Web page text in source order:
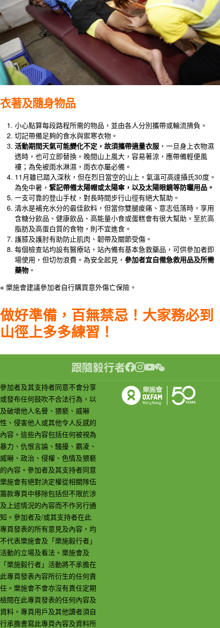
衣著及隨身物品
小心點算每段路程所需的物品，並由各人分別攜帶或輪流揹負。
切記帶備足夠的食水與禦寒衣物。
活動期間天氣可能變化不定，故須攜帶適量衣服 ，一旦身上衣物濕
透時，也可立即替換。晚間山上風大，容易著涼，應帶備輕便風
褸；為免被雨水淋濕，雨衣亦屬必備。
11月雖已踏入深秋，但在烈日當空的山上，氣溫可高達攝氏30度。
為免中暑， 緊記帶備太陽帽或太陽傘，以及太陽眼鏡等防曬用品。
一支可靠的登山手杖，對長時間步行山徑有絕大幫助。
清水是補充水分的最佳飲料，但當你雙腿痠痛、意志低落時，享用
含糖分飲品、健康飲品、高能量小食或蛋糕會有很大幫助。至於高
脂肪及高蛋白質的食物，則不宜進食。
護膝及護肘有助防止肌肉、韌帶及關節受傷。
每個檢查站均設有醫療站，站內備有基本急救藥品，可供參加者即
場使用，但切勿浪費。為安全起見， 參加者宜自備急救用品及所需
藥物 。
※ 樂施會建議參加者自行購買意外傷亡保險。
做好準備，百無禁忌！大家務必到
山徑上多多練習！
跟隨毅行者
參加者及其支持者同意不會分享
或發布任何鼓吹不合法行為，以
及破壞他人名譽、猥褻、威嚇
性、侵害他人或其他令人反感的
內容。這些內容包括任何被視為
暴力、仇恨言論、騷擾、霸凌、
威嚇、政治、侵權、色情及猥褻
的內容。參加者及其支持者同意
樂施會有絕對決定權從相關隊伍
籌款專頁中移除包括但不限於涉
及上述情況的內容而不作另行通
知。參加者及/或其支持者在此
專頁發表的所有意見及內容，均
不代表樂施會及「樂施毅行者」
活動的立場及看法。樂施會及
「樂施毅行者」活動將不承擔在
此專頁發表內容所衍生的任何責
任。樂施會不會亦沒有責任定期
檢閱在此專頁發表的任何內容及
資料。專頁用戶及其他讀者須自
行承擔書寫此專頁內容及資料所